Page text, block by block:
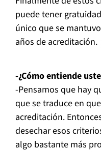
puede tener
único que se
años de acreditación.
-¿Cómo entiende
-Pensamos que hay
que se traduce en
acreditación.
desechar esos
algo bastante más